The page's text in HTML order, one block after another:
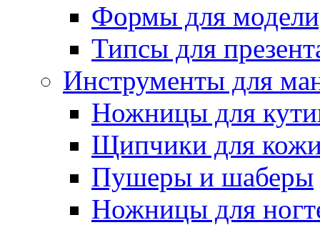
Формы для
Типсы для
Инструменты для
Ножницы для
Щипчики для
Пушеры и шаберы
Ножницы для